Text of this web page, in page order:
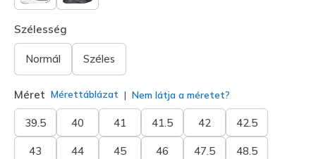
Szélesség
Normál Széles
Méret Mérettáblázat Nem látja a méretet?
39.5 40 41 41.5 42 42.5
43 44 45 46 47.5 48.5